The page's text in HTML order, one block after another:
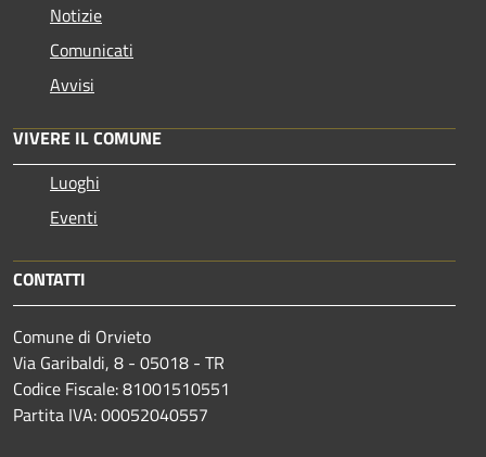
Notizie
Comunicati
Avvisi
VIVERE IL COMUNE
Luoghi
Eventi
CONTATTI
Comune di Orvieto
Via Garibaldi, 8 - 05018 - TR
Codice Fiscale: 81001510551
Partita IVA: 00052040557